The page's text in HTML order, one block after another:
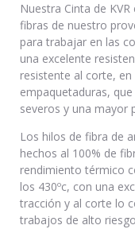
Nuestra Cinta de
fibras de nuestro
para trabajar en las
una excelente
resistente al corte,
empaquetaduras,
severos y una mayor
Los hilos de fibra de
hechos al 100% de
rendimiento térmico
los 430ºc, con una
tracción y al corte lo
trabajos de alto